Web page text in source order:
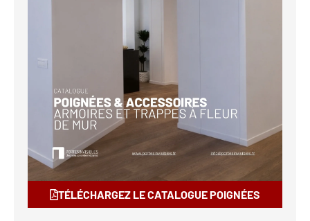
TÉLÉCHARGEZ LE CATALOGUE POIGNÉES